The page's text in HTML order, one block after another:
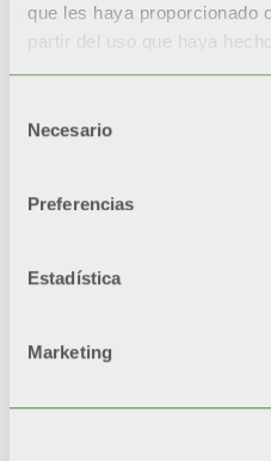
que les haya proporcionado
partir del uso que haya
Necesario
Preferencias
Estadística
Marketing
DEDICACIÓN Y
raíces en nuestra
depasión
nos guía a través de
nos ha permitido
atención al detalle
a tiempo las